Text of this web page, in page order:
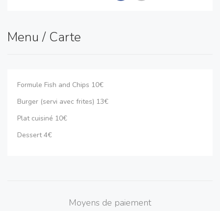
Menu / Carte
Formule Fish and Chips 10€
Burger (servi avec frites) 13€
Plat cuisiné 10€
Dessert 4€
Moyens de paiement